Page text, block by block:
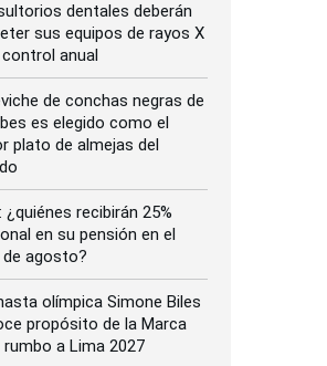
dentales deberán
sus equipos de rayos X
anual
de conchas negras de
es elegido como el
plato de almejas del
¿quiénes recibirán 25%
en su pensión en el
agosto?
olímpica Simone Biles
propósito de la Marca
rumbo a Lima 2027